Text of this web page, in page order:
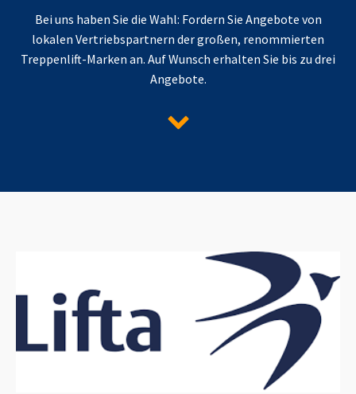
Bei uns haben Sie die Wahl: Fordern Sie Angebote von
lokalen Vertriebspartnern der großen, renommierten
Treppenlift-Marken an. Auf Wunsch erhalten Sie bis zu drei
Angebote.